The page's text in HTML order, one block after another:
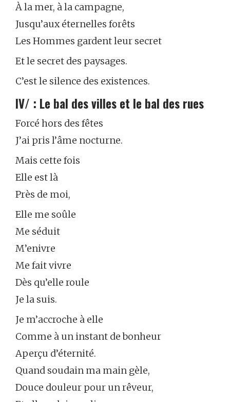
À la mer, à la campagne,
Jusqu’aux éternelles forêts
Les Hommes gardent leur secret
Et le secret des paysages.
C’est le silence des existences.
IV/ : Le bal des villes et le bal des rues
Forcé hors des fêtes
J’ai pris l’âme nocturne.
Mais cette fois
Elle est là
Près de moi,
Elle me soûle
Me séduit
M’enivre
Me fait vivre
Dès qu’elle roule
Je la suis.
Je m’accroche à elle
Comme à un instant de bonheur
Aperçu d’éternité.
Quand soudain ma main gèle,
Douce douleur pour un rêveur,